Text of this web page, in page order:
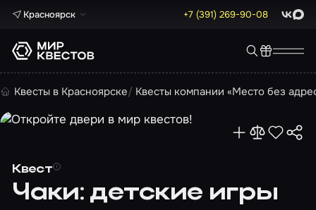
Красноярск +7 (391) 269-90-08 Max
Квесты в Красноярске Квесты компании «Место без
Квест
Чаки: детские игры